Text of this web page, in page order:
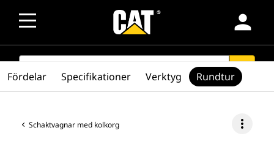
person
SEARCH search
Schaktvagnar med kolkorg more_vert
Fördelar Specifikationer Verktyg Rundtur